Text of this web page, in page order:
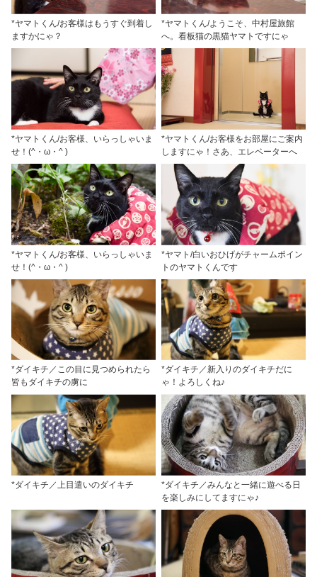
*ヤマトくん/お客様はもうすぐ到着し
ますかにゃ？
*ヤマトくん/ようこそ、中村屋旅館
へ。看板猫の黒猫ヤマトですにゃ
*ヤマトくん/お客様、いらっしゃいま
せ！(^・ω・^ )
*ヤマトくん/お客様をお部屋にご案内
しますにゃ！さあ、エレベーターへ
*ヤマトくん/お客様、いらっしゃいま
せ！(^・ω・^ )
*ヤマト/白いおひげがチャームポイン
トのヤマトくんです
*ダイキチ／この目に見つめられたら
皆もダイキチの虜に
*ダイキチ／新入りのダイキチだに
ゃ！よろしくね♪
*ダイキチ／上目遣いのダイキチ
*ダイキチ／みんなと一緒に遊べる日
を楽しみにしてますにゃ♪